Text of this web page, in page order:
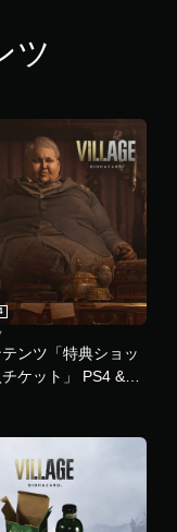
ツ
ンツ「特典ショッ
ケット」 PS4 &